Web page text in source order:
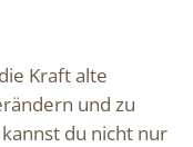
Kraft alte
und zu
du nicht nur